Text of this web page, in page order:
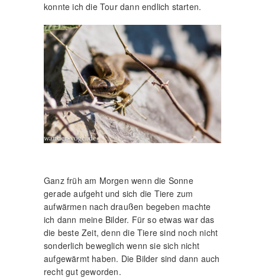
konnte ich die Tour dann endlich starten.
Ganz früh am Morgen wenn die Sonne
gerade aufgeht und sich die Tiere zum
aufwärmen nach draußen begeben machte
ich dann meine Bilder. Für so etwas war das
die beste Zeit, denn die Tiere sind noch nicht
sonderlich beweglich wenn sie sich nicht
aufgewärmt haben. Die Bilder sind dann auch
recht gut geworden.